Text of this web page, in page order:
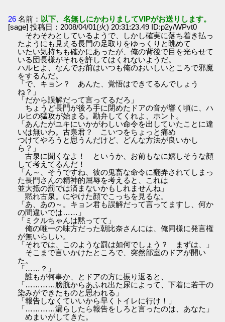
26 名前： 以下、名無しにかわりましてVIPがお送りします。
[sage] 投稿日：2008/04/01(火) 20:31:23.49 ID:p2y/WPvt0
そわそわとしているようで、しかし確実に落ち着き払っ
たようにも見える長門の足取りをゆっくりと眺めて
いたい気持ちも確かにあったが、俺の背後で目を光らせて
いる団長様がそれを許してはくれないようだ。
ハルヒよ、なんでお前はいつも俺のおいしいところで邪魔
をするんだ。
「で、キョン？ あんた、覚悟はできてるんでしょう
ね？」
「だから誤解だって言ってるだろ」
ちょうど長門が後ろ手に閉めたドアの音が響く頃に、ハ
ルヒの猛攻が始まる。勘弁してくれよ、ホント。
「あんたがユキにいかがわしい命令を出していたことに違
いは無いわ。古泉君？ こいつをちょっと痛め
つけてやろうと思うんだけど、どんな方法が良いかし
ら？」
古泉に聞くなよ！ というか、お前もなに嬉しそうな顔
して考えてるんだ！
「ん～、そうですね、彼の鬼畜な命令に翻弄されてしまっ
た長門さんの精神的屈辱を考えると、これは
並大抵の罰では済まないかもしれませんね」
黙れ古泉。にやけた顔でこっちを見るな。
「あ、あの～。キョン君も誤解だって言ってますし、何か
の間違いでは……」
「ミクルちゃんは黙ってて」
俺の唯一の味方だった朝比奈さんには、俺同様に発言権
が無いらしい。
「それでは、このような罰は如何でしょう？ まずは、」
そこまで言いかけたところで、突然部室のドアが開い
た。
「……？」
誰もが何事か、とドアの方に振り返ると、
「…………膀胱からあふれ出た尿によって、下着に若干の
染みができたものと思われる」
「報告しなくていいから早くトイレに行け！」
「…………漏らしたら報告をしろと言ったのは、あなた」
めまいがしてきた。